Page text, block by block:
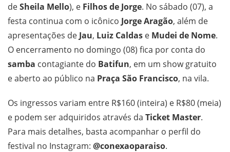
deSheila Mello), e Filhos de Jorge. No sábado (07), a
festa continua com o icônico Jorge Aragão, além de
apresentações de Jau, Luiz Caldas e Mudei de Nome.
O encerramento no domingo (08) fica por conta do
samba contagiante do Batifun, em um show gratuito
e aberto ao público na Praça São Francisco, na vila.
Os ingressos variam entre R$160 (inteira) e R$80 (meia)
e podem ser adquiridos através da Ticket Master.
Para mais detalhes, basta acompanhar o perfil do
festival no Instagram: @conexaoparaiso.